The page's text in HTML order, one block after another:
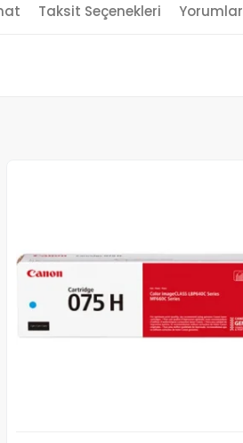
Taksit Seçenekleri Yorumlar